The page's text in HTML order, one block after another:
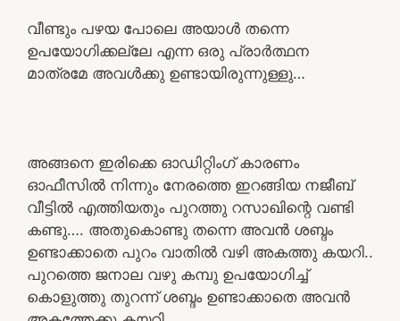
വീണ്ടും പഴയ പോലെ അയാൾ തന്നെ
ഉപയോഗിക്കല്ലേ എന്ന ഒരു പ്രാർത്ഥന
മാത്രമേ അവൾക്കു ഉണ്ടായിരുന്നുള്ളു…
അങ്ങനെ ഇരിക്കെ ഓഡിറ്റിംഗ് കാരണം
ഓഫീസിൽ നിന്നും നേരത്തെ ഇറങ്ങിയ നജീബ്
വീട്ടിൽ എത്തിയതും പുറത്തു റസാഖിന്റെ വണ്ടി
കണ്ടു…. അതുകൊണ്ടു തന്നെ അവൻ ശബ്ദം
ഉണ്ടാക്കാതെ പുറം വാതിൽ വഴി അകത്തു കയറി..
പുറത്തെ ജനാല വഴു കമ്പു ഉപയോഗിച്ച്
കൊളുത്തു തുറന്ന് ശബ്ദം ഉണ്ടാക്കാതെ അവൻ